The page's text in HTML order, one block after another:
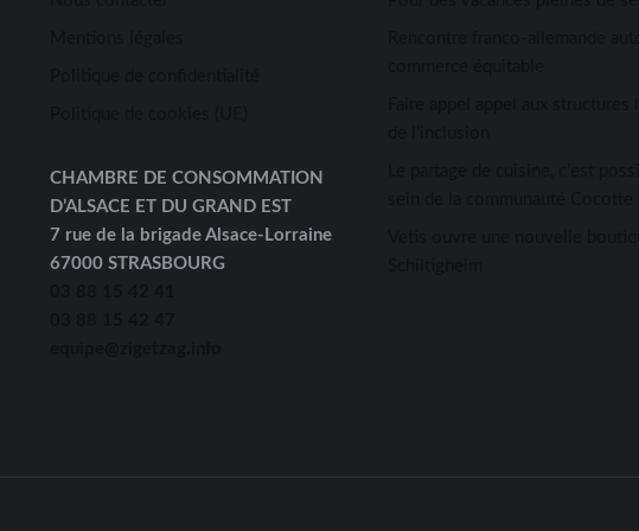
CHAMBRE DE CONSOMMATION
D’ALSACE ET DU GRAND EST
7 rue de la brigade Alsace-Lorraine
67000 STRASBOURG